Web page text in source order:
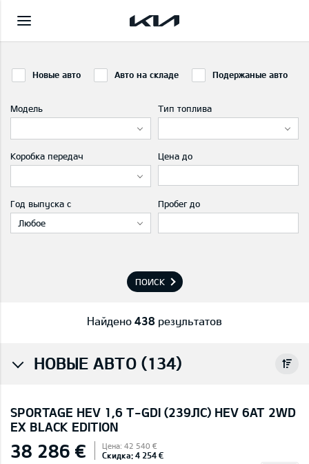
Новые авто Авто на складе Подержаные авто
Модель Тип топлива
Коробка передач Цена до
Год выпуска с
Любое
Пробег до
ПОИСК
Найдено 438 результатов
НОВЫЕ АВТО (134)
SPORTAGE HEV 1,6 T-GDI (239ЛС) HEV 6AT 2WD
EX BLACK EDITION
38 286 € Цена: 42 540 €
Скидка: 4 254 €